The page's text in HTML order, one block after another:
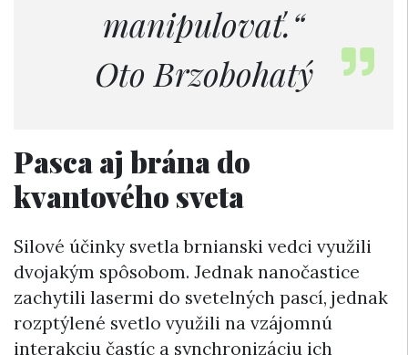
manipulovať.“
Oto Brzobohatý
Pasca aj brána do
kvantového sveta
Silové účinky svetla brnianski vedci využili
dvojakým spôsobom. Jednak nanočastice
zachytili lasermi do svetelných pascí, jednak
rozptýlené svetlo využili na vzájomnú
interakciu častíc a synchronizáciu ich